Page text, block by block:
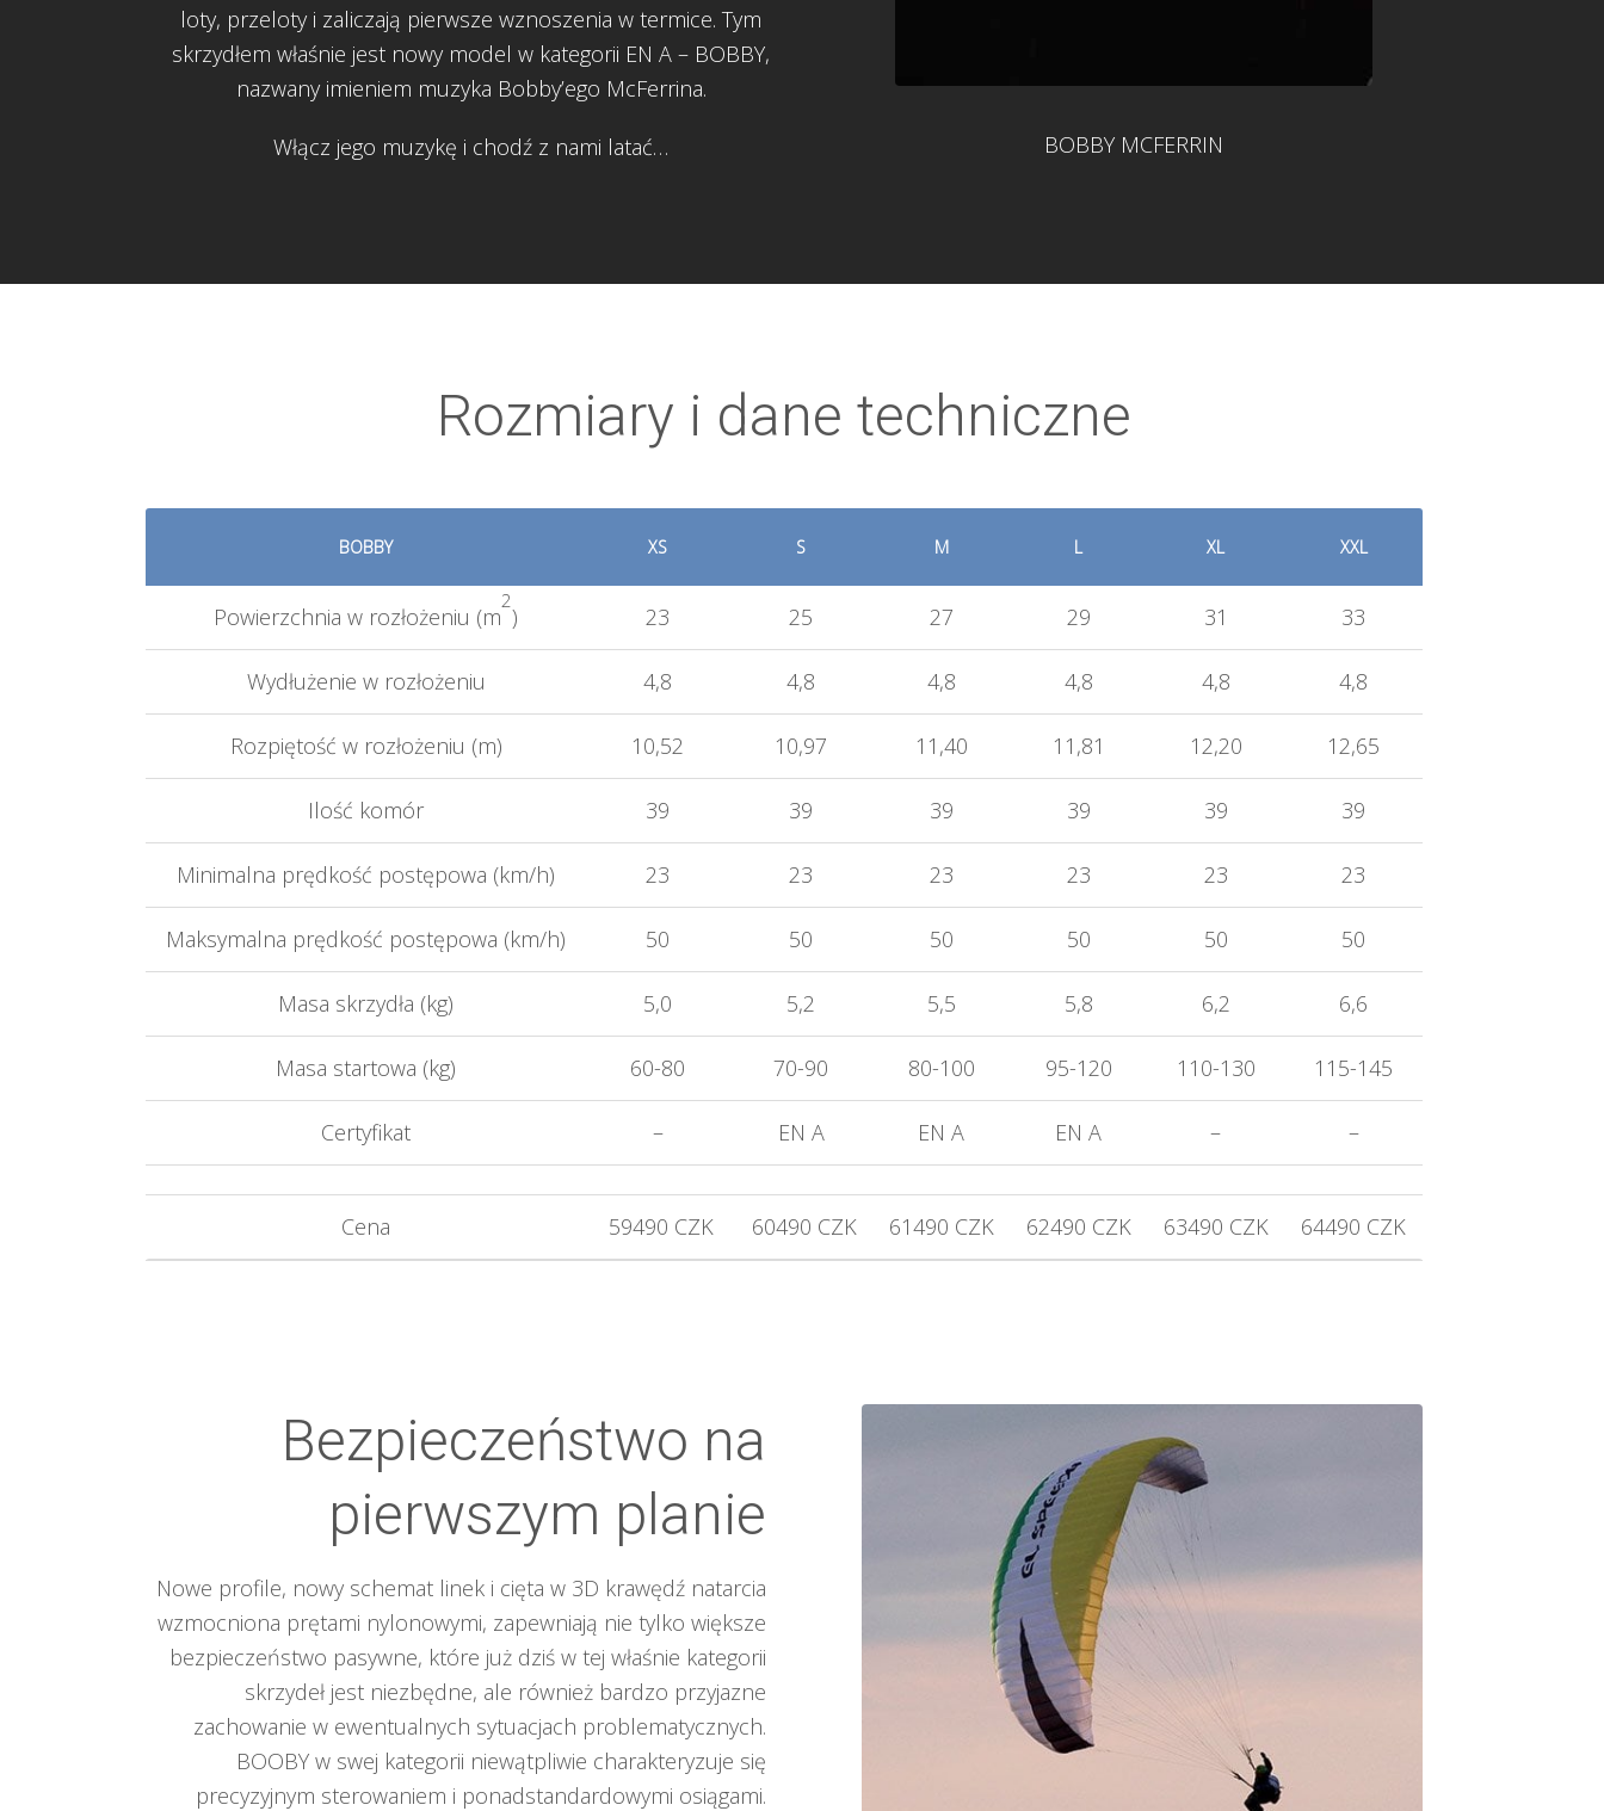
loty, przeloty i zaliczają pierwsze wznoszenia w termice. Tym
skrzydłem właśnie jest nowy model w kategorii EN A – BOBBY,
nazwany imieniem muzyka Bobby’ego McFerrina.
Włącz jego muzykę i chodź z nami latać… BOBBY MCFERRIN
Rozmiary i dane techniczne
BOBBY XS S M L XL XXL
Powierzchnia w rozłożeniu (m
2
) 23 25 27 29 31 33
Wydłużenie w rozłożeniu 4,8 4,8 4,8 4,8 4,8 4,8
Rozpiętość w rozłożeniu (m) 10,52 10,97 11,40 11,81 12,20 12,65
Ilość komór 39 39 39 39 39 39
Minimalna prędkość postępowa (km/h) 23 23 23 23 23 23
Maksymalna prędkość postępowa (km/h) 50 50 50 50 50 50
Masa skrzydła (kg) 5,0 5,2 5,5 5,8 6,2 6,6
Masa startowa (kg) 60-80 70-90 80-100 95-120 110-130 115-145
Certyfikat – EN A EN A EN A – –
Cena 59490 CZK 60490 CZK 61490 CZK 62490 CZK 63490 CZK 64490 CZK
Bezpieczeństwo na
pierwszym planie
Nowe profile, nowy schemat linek i cięta w 3D krawędź natarcia
wzmocniona prętami nylonowymi, zapewniają nie tylko większe
bezpieczeństwo pasywne, które już dziś w tej właśnie kategorii
skrzydeł jest niezbędne, ale również bardzo przyjazne
zachowanie w ewentualnych sytuacjach problematycznych.
BOOBY w swej kategorii niewątpliwie charakteryzuje się
precyzyjnym sterowaniem i ponadstandardowymi osiągami.